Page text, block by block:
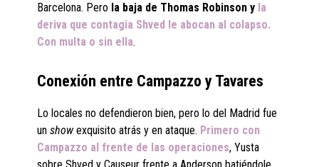
Barcelona. Pero la baja de Thomas Robinson y la
deriva que contagia Shved le abocan al colapso.
Con multa o sin ella.
Conexión entre Campazzo y Tavares
Lo locales no defendieron bien, pero lo del Madrid fue
unshowexquisito atrás y en ataque. Primero con
Campazzo al frente de las operaciones, Yusta